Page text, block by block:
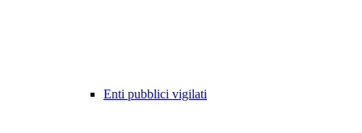
Enti pubblici vigilati